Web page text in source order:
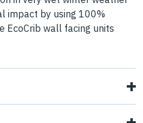
impact by using 100%
EcoCrib wall facing units